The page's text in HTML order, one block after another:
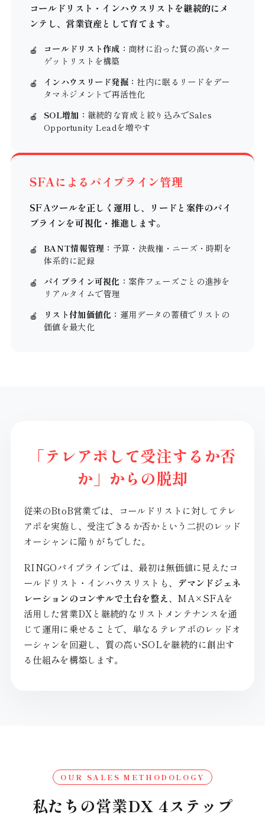
コールドリスト・インハウスリストを継続的にメ
ンテし、営業資産として育てます。
コールドリスト作成： 商材に沿った質の高いター
ゲットリストを構築
インハウスリード発掘：社内に眠るリードをデー
タマネジメントで再活性化
SOL増加： 継続的な育成と絞り込みでSales
Opportunity Leadを増やす
SFAによるパイプライン管理
SFAツールを正しく運用し、リードと案件のパイ
プラインを可視化・推進します。
BANT情報管理： 予算・決裁権・ニーズ・時期を
体系的に記録
パイプライン可視化： 案件フェーズごとの進捗を
リアルタイムで管理
リスト付加価値化： 運用データの蓄積でリストの
価値を最大化
「テレアポして受注するか否
か」からの脱却
従来のBtoB営業では、コールドリストに対してテレ
アポを実施し、受注できるか否かという二択のレッド
オーシャンに陥りがちでした。
RINGOパイプラインでは、最初は無価値に見えたコ
ールドリスト・インハウスリストも、 デマンドジェネ
レーションのコンサルで土台を整え、MA×SFAを
活用した営業DXと継続的なリストメンテナンスを通
じて運用に乗せることで、単なるテレアポのレッドオ
ーシャンを回避し、質の高いSOLを継続的に創出す
る仕組みを構築します。
OUR SALES METHODOLOGY
私たちの営業DX 4ステップ